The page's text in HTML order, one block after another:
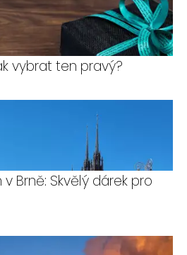
vybrat ten pravý?
Brně: Skvělý dárek pro